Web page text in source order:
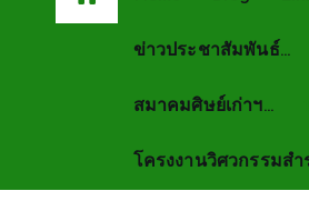
ข่าวประชาสัมพันธ์…
สมาคมศิษย์เก่าฯ…
โครงงานวิศวกรรมสำ